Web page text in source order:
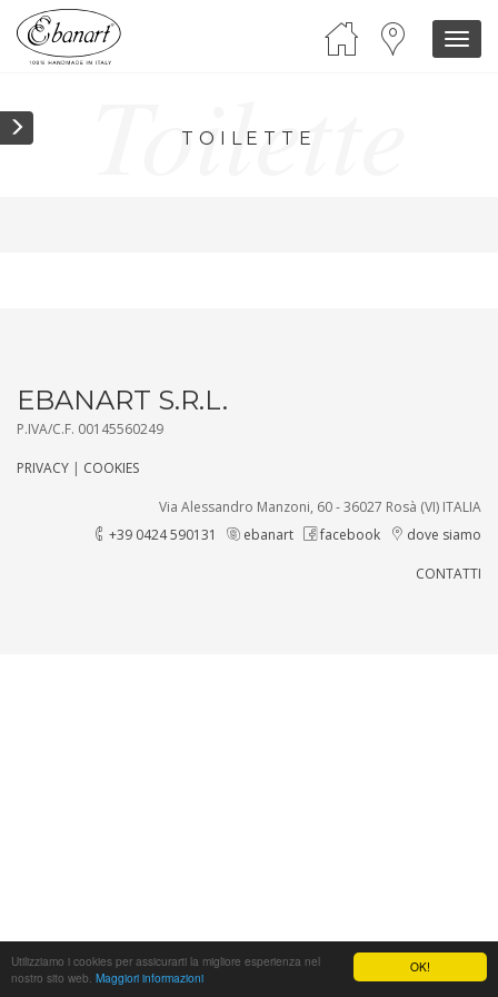
OK!
Utilizziamo i cookies per assicurarti la migliore esperienza nel
nostro sito web. Maggiori informazioni
TOILETTE
Toilette
EBANART S.R.L.
P.IVA/C.F. 00145560249
PRIVACY | COOKIES
Via Alessandro Manzoni, 60 - 36027 Rosà (VI) ITALIA
+39 0424 590131
ebanart facebook dove siamo
CONTATTI